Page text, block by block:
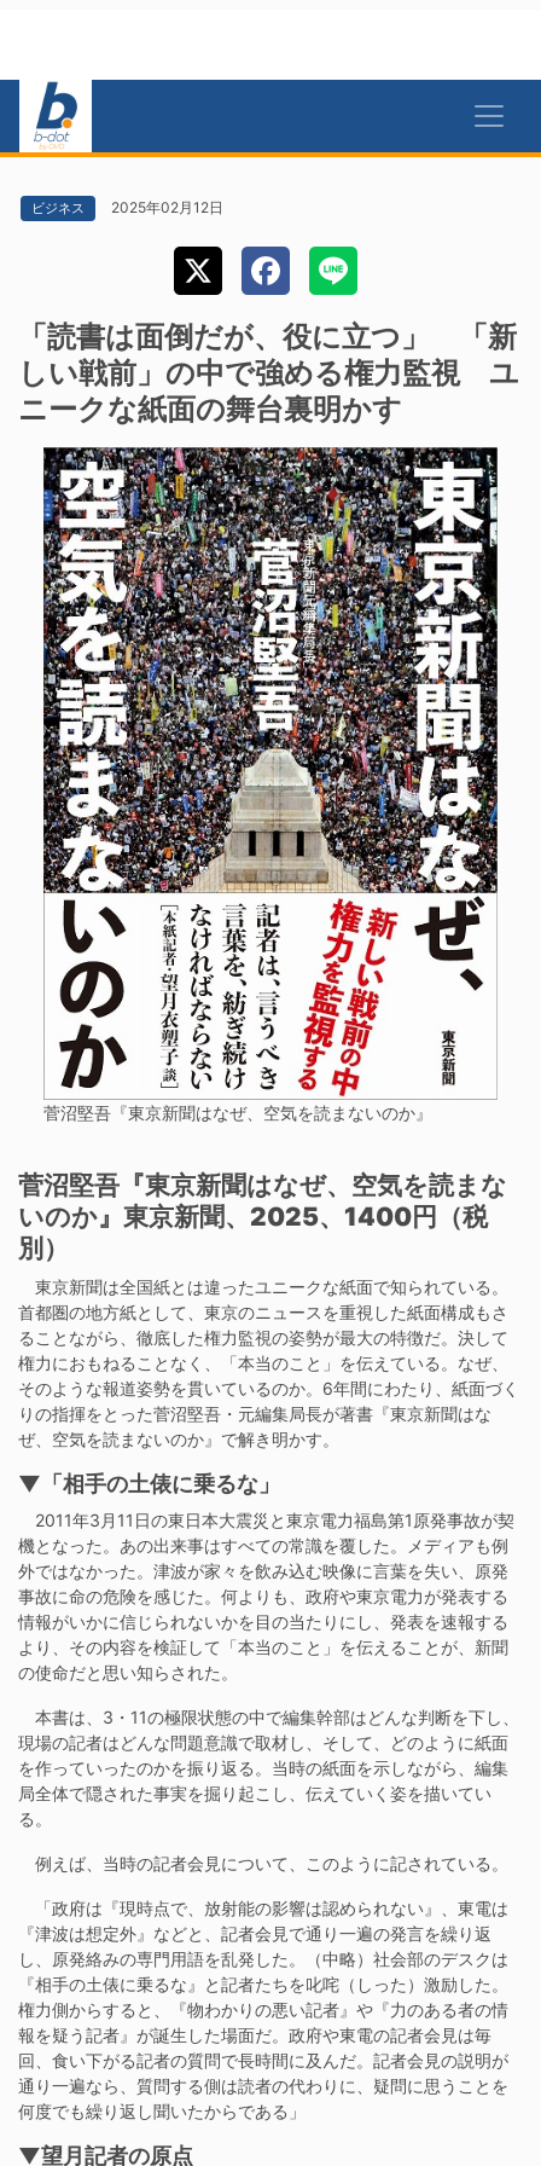
ビジネス 2025年02月12日
「読書は面倒だが、役に立つ」 「新
しい戦前」の中で強める権力監視 ユ
ニークな紙面の舞台裏明かす
菅沼堅吾『東京新聞はなぜ、空気を読まないのか』
菅沼堅吾『東京新聞はなぜ、空気を読まな
いのか』東京新聞、2025、1400円（税
別）
東京新聞は全国紙とは違ったユニークな紙面で知られている。
首都圏の地方紙として、東京のニュースを重視した紙面構成もさ
ることながら、徹底した権力監視の姿勢が最大の特徴だ。決して
権力におもねることなく、「本当のこと」を伝えている。なぜ、
そのような報道姿勢を貫いているのか。6年間にわたり、紙面づく
りの指揮をとった菅沼堅吾・元編集局長が著書『東京新聞はな
ぜ、空気を読まないのか』で解き明かす。
▼「相手の土俵に乗るな」
2011年3月11日の東日本大震災と東京電力福島第1原発事故が契
機となった。あの出来事はすべての常識を覆した。メディアも例
外ではなかった。津波が家々を飲み込む映像に言葉を失い、原発
事故に命の危険を感じた。何よりも、政府や東京電力が発表する
情報がいかに信じられないかを目の当たりにし、発表を速報する
より、その内容を検証して「本当のこと」を伝えることが、新聞
の使命だと思い知らされた。
本書は、3・11の極限状態の中で編集幹部はどんな判断を下し、
現場の記者はどんな問題意識で取材し、そして、どのように紙面
を作っていったのかを振り返る。当時の紙面を示しながら、編集
局全体で隠された事実を掘り起こし、伝えていく姿を描いてい
る。
例えば、当時の記者会見について、このように記されている。
「政府は『現時点で、放射能の影響は認められない』、東電は
『津波は想定外』などと、記者会見で通り一遍の発言を繰り返
し、原発絡みの専門用語を乱発した。（中略）社会部のデスクは
『相手の土俵に乗るな』と記者たちを叱咤（しった）激励した。
権力側からすると、『物わかりの悪い記者』や『力のある者の情
報を疑う記者』が誕生した場面だ。政府や東電の記者会見は毎
回、食い下がる記者の質問で長時間に及んだ。記者会見の説明が
通り一遍なら、質問する側は読者の代わりに、疑問に思うことを
何度でも繰り返し聞いたからである」
▼望月記者の原点